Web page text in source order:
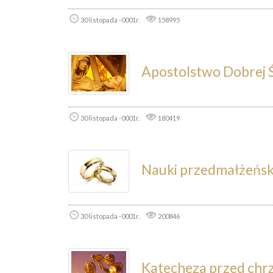
30 listopada -0001r. 158995
Apostolstwo Dobrej
30 listopada -0001r. 180419
Nauki
30 listopada -0001r. 200846
Katecheza przed